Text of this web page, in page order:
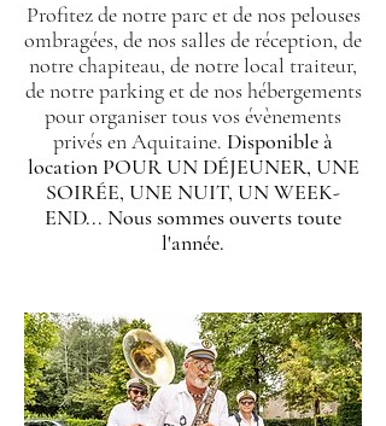
Profitez de notre parc et de nos pelouses
ombragées, de nos salles de réception, de
notre chapiteau, de notre local traiteur,
de notre parking et de nos hébergements
pour organiser tous vos évènements
privés en Aquitaine. Disponible à
location POUR UN DÉJEUNER, UNE
SOIRÉE, UNE NUIT, UN WEEK-
END... Nous sommes ouverts toute
l'année.